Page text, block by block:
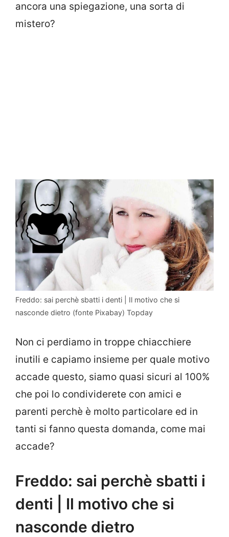
ancora una spiegazione, una sorta di
mistero?
Freddo: sai perchè sbatti i denti | Il motivo che si
nasconde dietro (fonte Pixabay) Topday
Non ci perdiamo in troppe chiacchiere
inutili e capiamo insieme per quale motivo
accade questo, siamo quasi sicuri al 100%
che poi lo condividerete con amici e
parenti perchè è molto particolare ed in
tanti si fanno questa domanda, come mai
accade?
Freddo: sai perchè sbatti i
denti | Il motivo che si
nasconde dietro